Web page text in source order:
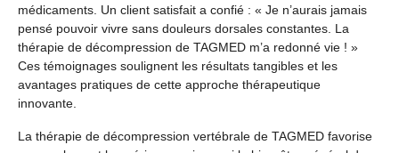
médicaments. Un client satisfait a confié : « Je n’aurais jamais
pensé pouvoir vivre sans douleurs dorsales constantes. La
thérapie de décompression de TAGMED m’a redonné vie ! »
Ces témoignages soulignent les résultats tangibles et les
avantages pratiques de cette approche thérapeutique
innovante.
La thérapie de décompression vertébrale de TAGMED favorise